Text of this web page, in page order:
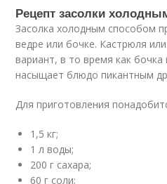
Рецепт засолки
Засолка холодным способом
ведре или бочке. Кастрюля
вариант, в то время как бочка
насыщает блюдо пикантным
Для приготовления
1,5 кг;
1 л воды;
200 г сахара;
60 г соли;